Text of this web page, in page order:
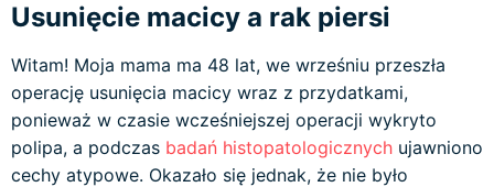
Usunięcie macicy a rak piersi
Witam! Moja mama ma 48 lat, we wrześniu przeszła
operację usunięcia macicy wraz z przydatkami,
ponieważ w czasie wcześniejszej operacji wykryto
polipa, a podczas badań histopatologicznych ujawniono
cechy atypowe. Okazało się jednak, że nie było